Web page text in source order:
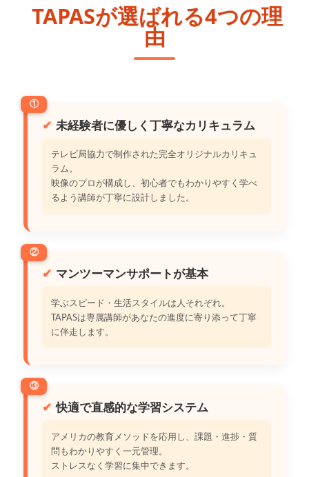
TAPASが選ばれる4つの理
由
①
未経験者に優しく丁寧なカリキュラム
テレビ局協力で制作された完全オリジナルカリキュ
ラム。
映像のプロが構成し、初心者でもわかりやすく学べ
るよう講師が丁寧に設計しました。
②
マンツーマンサポートが基本
学ぶスピード・生活スタイルは人それぞれ。
TAPASは専属講師があなたの進度に寄り添って丁寧
に伴走します。
③
快適で直感的な学習システム
アメリカの教育メソッドを応用し、課題・進捗・質
問もわかりやすく一元管理。
ストレスなく学習に集中できます。